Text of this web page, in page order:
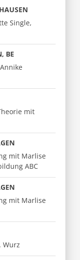
Single,
BE
mit
mit Marlise
ABC
mit Marlise
Wurz